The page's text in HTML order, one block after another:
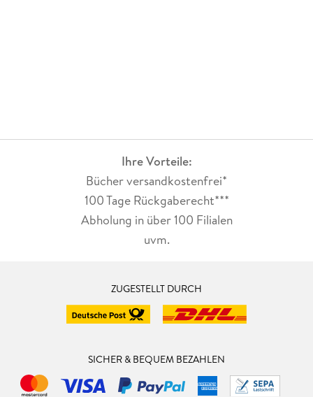
Ihre Vorteile:
Bücher versandkostenfrei*
100 Tage Rückgaberecht***
Abholung in über 100 Filialen
uvm.
ZUGESTELLT DURCH
SICHER & BEQUEM BEZAHLEN